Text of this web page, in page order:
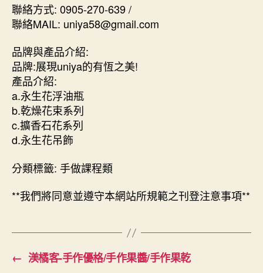
聯絡方式: 0905-270-639 /
聯絡MAIL: uniya58@gmail.com
品牌與產品介紹:
品牌:展現uniya的有恆之美!
產品介紹:
a.永生花浮油瓶
b.乾燥花束系列
c.擴香石花系列
d.永生花吊飾
分類標籤: 手做課程類
**我們將同意並遵守本網站所規範之刊登注意事項**
← 渼橘客-手作優格/手作果醬/手作果乾